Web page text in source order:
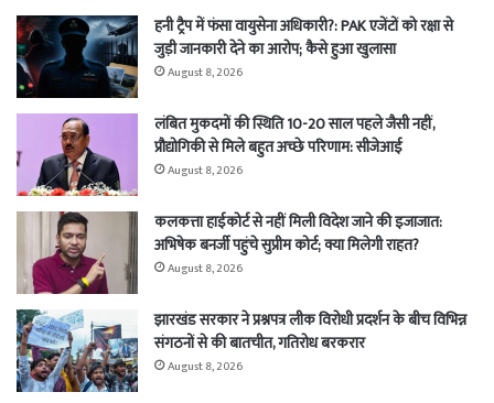
हनी ट्रैप में फंसा वायुसेना अधिकारी?: PAK एजेंटों को रक्षा से
जुड़ी जानकारी देने का आरोप; कैसे हुआ खुलासा
August 8, 2026
लंबित मुकदमों की स्थिति 10-20 साल पहले जैसी नहीं,
प्रौद्योगिकी से मिले बहुत अच्छे परिणाम: सीजेआई
August 8, 2026
कलकत्ता हाईकोर्ट से नहीं मिली विदेश जाने की इजाजात:
अभिषेक बनर्जी पहुंचे सुप्रीम कोर्ट; क्या मिलेगी राहत?
August 8, 2026
झारखंड सरकार ने प्रश्नपत्र लीक विरोधी प्रदर्शन के बीच विभिन्न
संगठनों से की बातचीत, गतिरोध बरकरार
August 8, 2026